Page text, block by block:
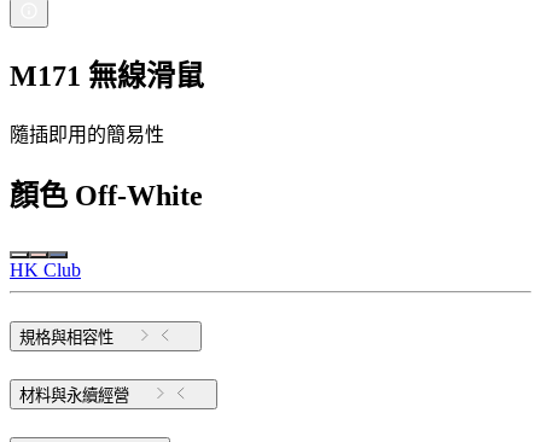
M171 無線滑鼠
隨插即用的簡易性
顏色 Off-White
HK Club
規格與相容性
材料與永續經營